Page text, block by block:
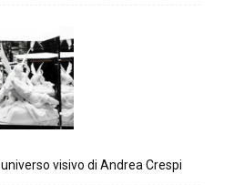
visivo di Andrea Crespi